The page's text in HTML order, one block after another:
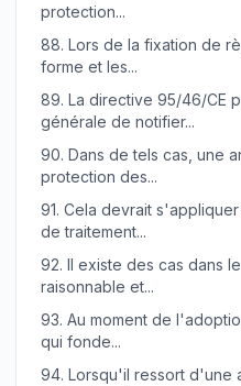
protection...
88. Lors de la fixation de
forme et les...
89. La directive 95/46/CE
générale de notifier...
90. Dans de tels cas, une
protection des...
91. Cela devrait
de traitement...
92. Il existe des cas dans
raisonnable et...
93. Au moment de
qui fonde...
94. Lorsqu'il ressort d'une